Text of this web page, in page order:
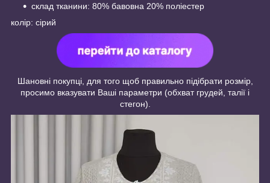
склад тканини: 80% бавовна 20% поліестер
колір: сірий
Шановні покупці, для того щоб правильно підібрати розмір,
просимо вказувати Ваші параметри (обхват грудей, талії і
стегон).